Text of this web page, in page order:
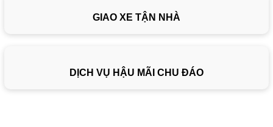
GIAO XE TẬN NHÀ
DỊCH VỤ HẬU MÃI CHU ĐÁO